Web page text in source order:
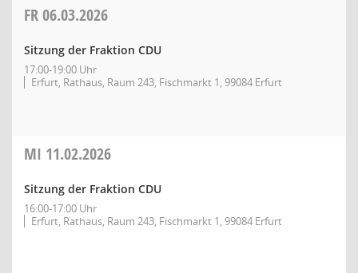
FR06.03.2026
Sitzung der Fraktion CDU
17:00-19:00 Uhr
Erfurt, Rathaus, Raum 243, Fischmarkt 1, 99084 Erfurt
MI 11.02.2026
Sitzung der Fraktion CDU
16:00-17:00 Uhr
Erfurt, Rathaus, Raum 243, Fischmarkt 1, 99084 Erfurt